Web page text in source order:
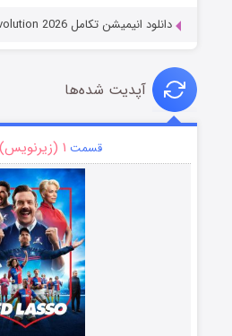
دانلود انیمیشن تکامل Evolution 2026
آپدیت شده‌ها
قسمت ۱ (زیرنویس)